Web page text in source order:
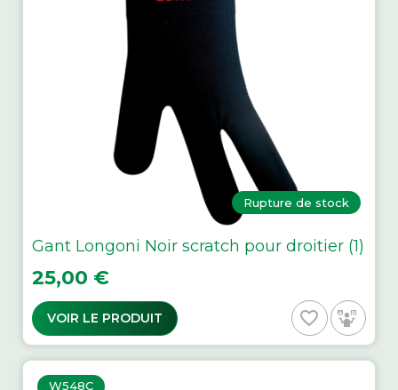
Rupture de stock
Gant Longoni Noir scratch pour droitier (1)
Prix
25,00 €
VOIR LE PRODUIT favorite_border
W548C